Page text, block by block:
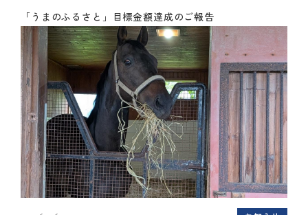
「うまのふるさと」目標金額達成のご報告